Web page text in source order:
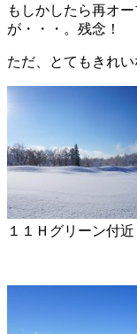
もしかしたら再オ
が・・・。残念！
ただ、とてもきれ
１１Ｈグリーン付近